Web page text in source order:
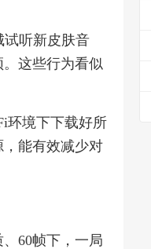
试听新皮肤音
这些行为看似
环境下下载好所
能有效减少对
60帧下，一局